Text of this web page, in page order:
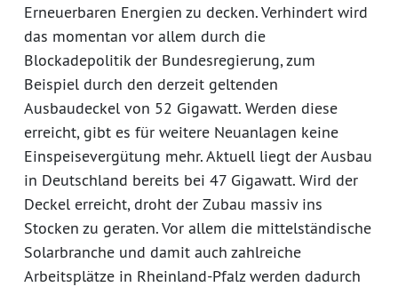
Erneuerbaren Energien zu decken. Verhindert wird
das momentan vor allem durch die
Blockadepolitik der Bundesregierung, zum
Beispiel durch den derzeit geltenden
Ausbaudeckel von 52 Gigawatt. Werden diese
erreicht, gibt es für weitere Neuanlagen keine
Einspeisevergütung mehr. Aktuell liegt der Ausbau
in Deutschland bereits bei 47 Gigawatt. Wird der
Deckel erreicht, droht der Zubau massiv ins
Stocken zu geraten. Vor allem die mittelständische
Solarbranche und damit auch zahlreiche
Arbeitsplätze in Rheinland-Pfalz werden dadurch